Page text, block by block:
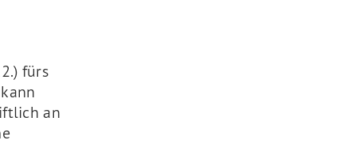
fürs
an